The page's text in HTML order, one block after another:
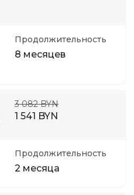
Продолжительность
8 месяцев
3 082 BYN
1 541 BYN
Продолжительность
2 месяца